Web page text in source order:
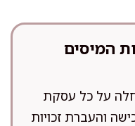
המיסים
חלה על כל עסקת
והעברת זכויות